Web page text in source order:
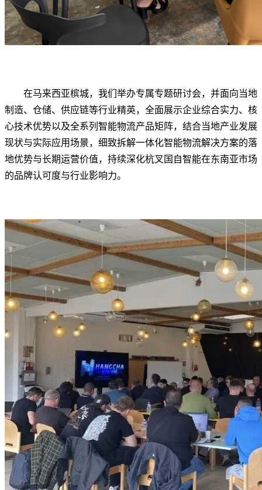
在马来西亚槟城，我们举办专属专题研讨会，并面向当地
制造、仓储、供应链等行业精英，全面展示企业综合实力、核
心技术优势以及全系列智能物流产品矩阵，结合当地产业发展
现状与实际应用场景，细致拆解一体化智能物流解决方案的落
地优势与长期运营价值，持续深化杭叉国自智能在东南亚市场
的品牌认可度与行业影响力。